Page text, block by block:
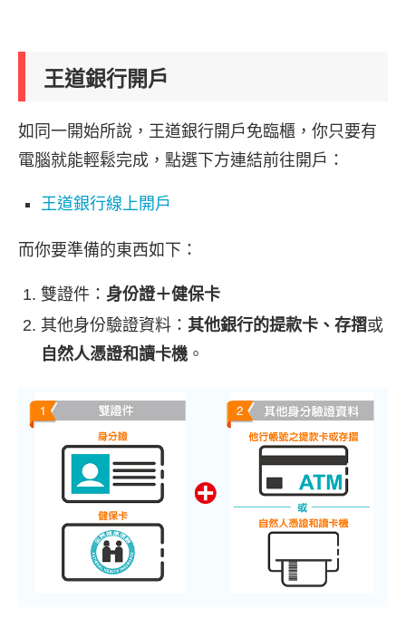
王道銀行開戶
如同一開始所說，王道銀行開戶免臨櫃，你只要有
電腦就能輕鬆完成，點選下方連結前往開戶：
王道銀行線上開戶
而你要準備的東西如下：
雙證件： 身份證＋健保卡
其他身份驗證資料： 其他銀行的提款卡、存摺或
自然人憑證和讀卡機 。